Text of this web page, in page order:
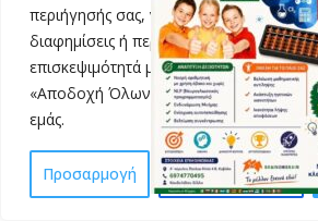
περιήγησής σας, να προβάλλουμε
διαφημίσεις ή περιεχόμενο και να
επισκεψιμότητά μας. Κάνοντας κλικ στην
«Αποδοχή Όλων», συναινείτε στη
εμάς.
Προσαρμογή Απόρριψη όλων